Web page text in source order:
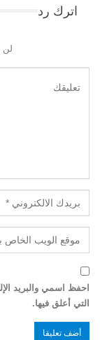
اترك رد
لن
احفظ اسمي والبريد
التي أعلق فيها.